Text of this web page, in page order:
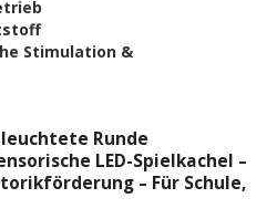
Stimulation &
Runde
LED-Spielkachel –
– Für Schule,